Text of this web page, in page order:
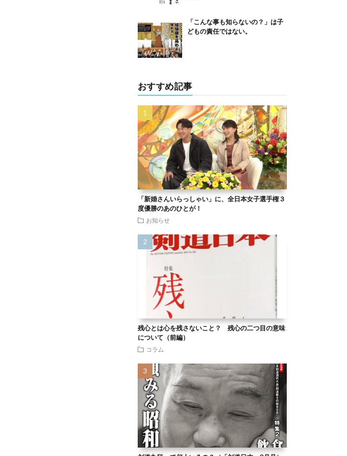
「こんな事も知らないの？」は子
どもの責任ではない。
おすすめ記事
「新婚さんいらっしゃい」に、全日本女子選手権３
度優勝のあのひとが！
お知らせ
残心とは心を残さないこと？ 残心の二つ目の意味
について（前編）
コラム